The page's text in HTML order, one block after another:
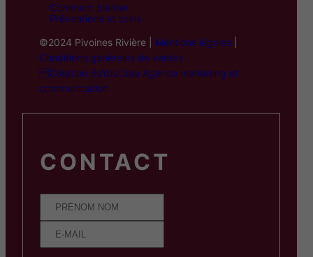
Comment planter
Préventions et soins
©2024 Pivoines Rivière | Mentions légales
Conditions générales de ventes
Création BeYouCrea Agence marketing et
communication
CONTACT